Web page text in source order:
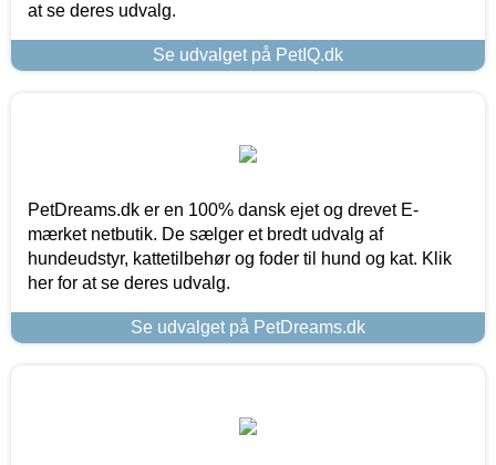
at se deres udvalg.
Se udvalget på PetIQ.dk
PetDreams.dk er en 100% dansk ejet og drevet E-
mærket netbutik. De sælger et bredt udvalg af
hundeudstyr, kattetilbehør og foder til hund og kat. Klik
her for at se deres udvalg.
Se udvalget på PetDreams.dk